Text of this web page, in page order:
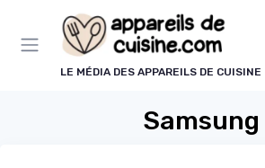
LE MÉDIA DES APPAREILS DE CUISINE
Samsung
Panneau de gestion des cookies